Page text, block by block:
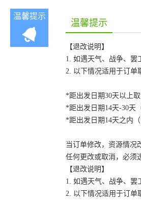
温馨提示
温馨提示
【退改说明】
1. 如遇天气、战争、
2. 以下情况适用于订单
*距出发日期30天以上
*距出发日期14天-30天
*距出发日期14天之内
当订单修改，资源情况
任何更改或取消，必须
【退改说明】
1. 如遇天气、战争、
2. 以下情况适用于订单